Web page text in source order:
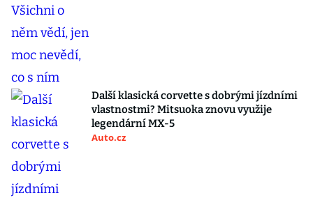
Další klasická corvette s dobrými jízdními
vlastnostmi? Mitsuoka znovu využije
legendární MX-5
Auto.cz